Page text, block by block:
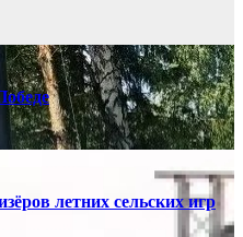
летних сельских игр